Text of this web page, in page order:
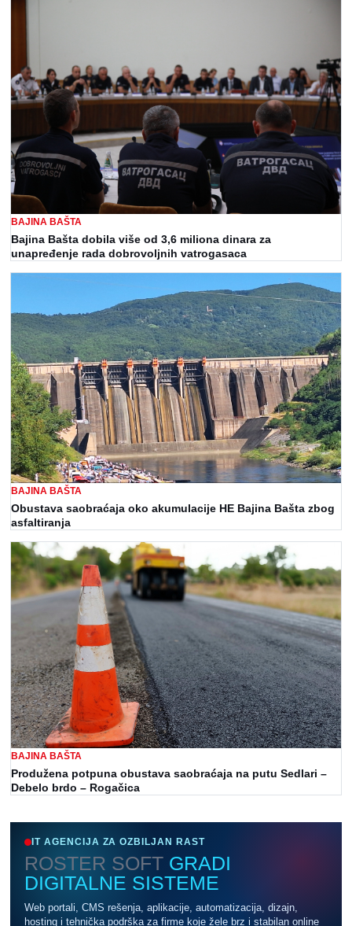
BAJINA BAŠTA
Bajina Bašta dobila više od 3,6 miliona dinara za
unapređenje rada dobrovoljnih vatrogasaca
BAJINA BAŠTA
Obustava saobraćaja oko akumulacije HE Bajina Bašta zbog
asfaltiranja
BAJINA BAŠTA
Produžena potpuna obustava saobraćaja na putu Sedlari –
Debelo brdo – Rogačica
IT AGENCIJA ZA OZBILJAN RAST
ROSTER SOFT GRADI
DIGITALNE SISTEME
Web portali, CMS rešenja, aplikacije, automatizacija, dizajn,
hosting i tehnička podrška za firme koje žele brz i stabilan online